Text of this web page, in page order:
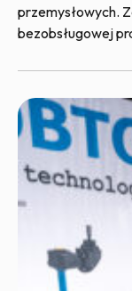
przemysłowych.
bezobsługowej